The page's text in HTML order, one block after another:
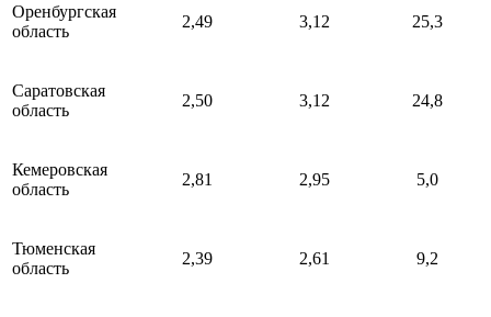
Оренбургская
область
2,49 3,12 25,3
Саратовская
область
2,50 3,12 24,8
Кемеровская
область
2,81 2,95 5,0
Тюменская
область
2,39 2,61 9,2